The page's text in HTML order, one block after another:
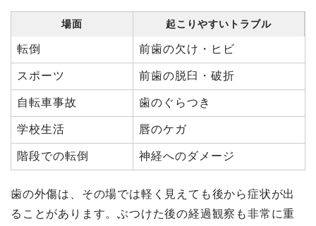
場面 起こりやすいトラブル
転倒 前歯の欠け・ヒビ
スポーツ 前歯の脱臼・破折
自転車事故 歯のぐらつき
学校生活 唇のケガ
階段での転倒 神経へのダメージ
歯の外傷は、その場では軽く見えても後から症状が出
ることがあります。ぶつけた後の経過観察も非常に重